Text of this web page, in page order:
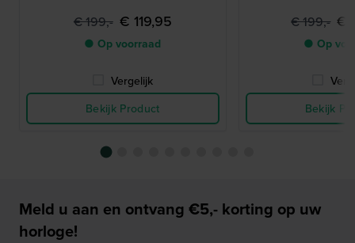
€ 199,- € 119,95
● Op voorraad
Vergelijk
Bekijk Product
€ 199,- €
● Op
Bekijk
Meld u aan en ontvang €5,- korting op uw
horloge!